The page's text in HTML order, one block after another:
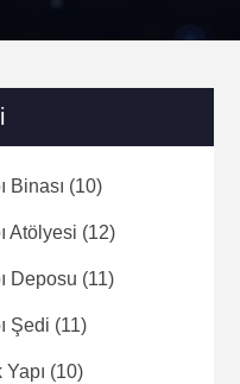
Binası (10)
Atölyesi (12)
Deposu (11)
Şedi (11)
(10)